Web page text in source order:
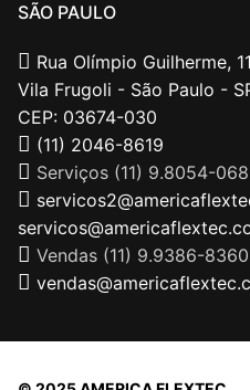
SÃO PAULO
Rua Olímpio Guilherme,
Vila Frugoli - São Paulo -
CEP: 03674-030
(11) 2046-8619
Serviços (11) 9.8054-
Vendas (11) 9.9386-8360